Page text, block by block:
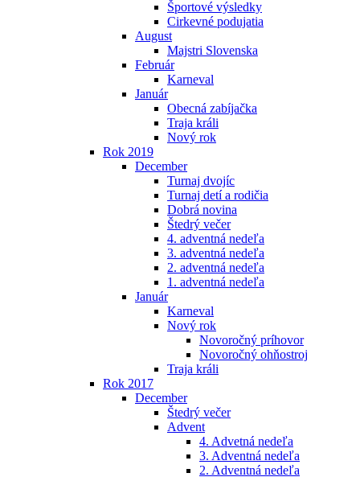
Športové výsledky
Cirkevné podujatia
August
Majstri Slovenska
Február
Karneval
Január
Obecná zabíjačka
Traja králi
Nový rok
Rok 2019
December
Turnaj dvojíc
Turnaj detí a rodičia
Dobrá novina
Štedrý večer
4. adventná nedeľa
3. adventná nedeľa
2. adventná nedeľa
1. adventná nedeľa
Január
Karneval
Nový rok
Novoročný príhovor
Novoročný ohňostroj
Traja králi
Rok 2017
December
Štedrý večer
Advent
4. Advetná nedeľa
3. Adventná nedeľa
2. Adventná nedeľa